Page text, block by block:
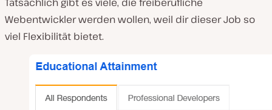
Webentwickler werden wollen, weil dir dieser Job so
viel Flexibilität bietet.